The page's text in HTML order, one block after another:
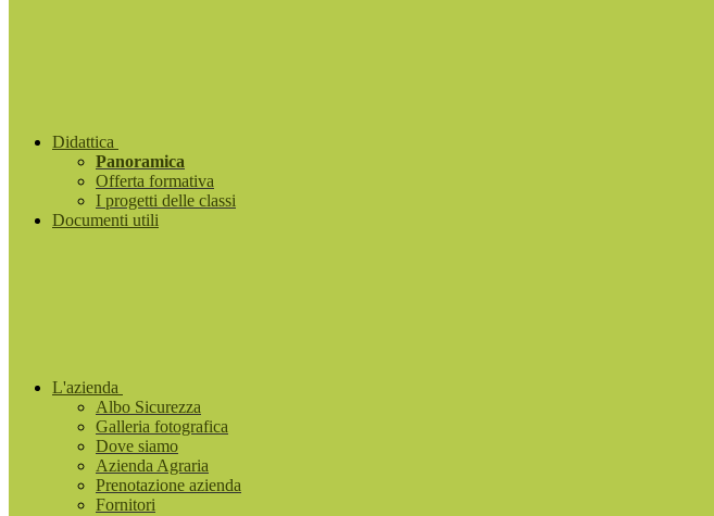
Didattica
Panoramica
Offerta formativa
I progetti delle classi
Documenti utili
L'azienda
Albo Sicurezza
Galleria fotografica
Dove siamo
Azienda Agraria
Prenotazione azienda
Fornitori